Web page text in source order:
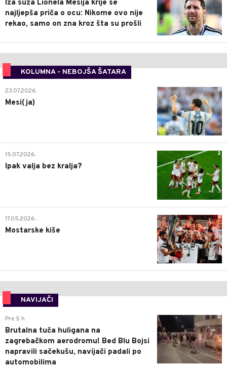
Iza suza Lionela Mesija krije se
najljepša priča o ocu: Nikome ovo nije
rekao, samo on zna kroz šta su prošli
KOLUMNA - NEBOJŠA ŠATARA
0
23.07.2026.
Mesi(ja)
2
15.07.2026.
Ipak valja bez kralja?
0
17.05.2026.
Mostarske kiše
NAVIJAČI
0
Pre 5 h
Brutalna tuča huligana na
zagrebačkom aerodromu! Bed Blu Bojsi
napravili sačekušu, navijači padali po
automobilima